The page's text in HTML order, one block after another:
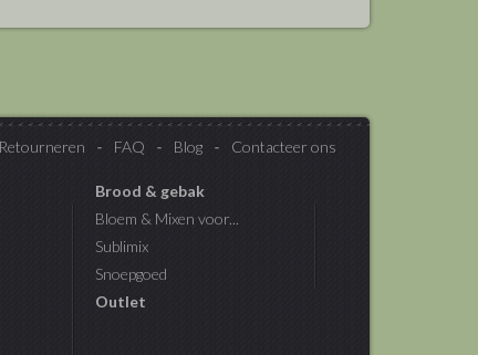
Retourneren FAQ Blog Contacteer ons
Brood & gebak
Bloem & Mixen voor...
Sublimix
Snoepgoed
Outlet